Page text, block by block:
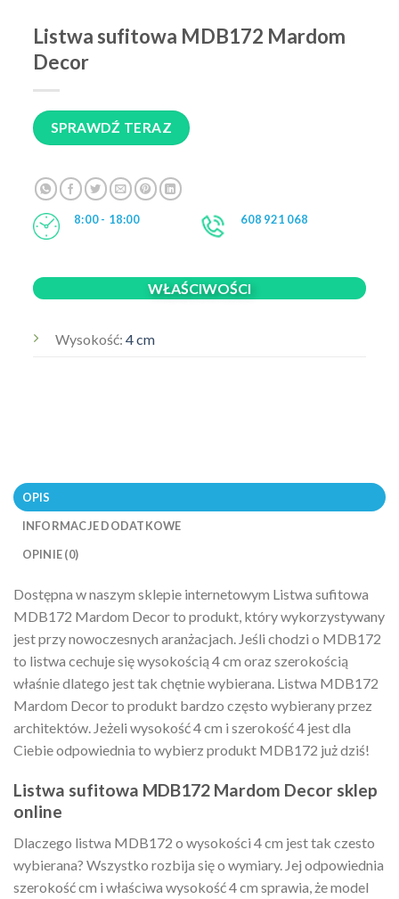
Listwa sufitowa MDB172 Mardom
Decor
SPRAWDŹ TERAZ
8:00 - 18:00 608 921 068
WŁAŚCIWOŚCI
Wysokość:4 cm
OPIS
INFORMACJE DODATKOWE
OPINIE (0)
Dostępna w naszym sklepie internetowym Listwa sufitowa
MDB172 Mardom Decor to produkt, który wykorzystywany
jest przy nowoczesnych aranżacjach. Jeśli chodzi o MDB172
to listwa cechuje się wysokością 4 cm oraz szerokością
właśnie dlatego jest tak chętnie wybierana. Listwa MDB172
Mardom Decor to produkt bardzo często wybierany przez
architektów. Jeżeli wysokość 4 cm i szerokość 4 jest dla
Ciebie odpowiednia to wybierz produkt MDB172 już dziś!
Listwa sufitowa MDB172 Mardom Decor sklep
online
Dlaczego listwa MDB172 o wysokości 4 cm jest tak czesto
wybierana? Wszystko rozbija się o wymiary. Jej odpowiednia
szerokość cm i właściwa wysokość 4 cm sprawia, że model